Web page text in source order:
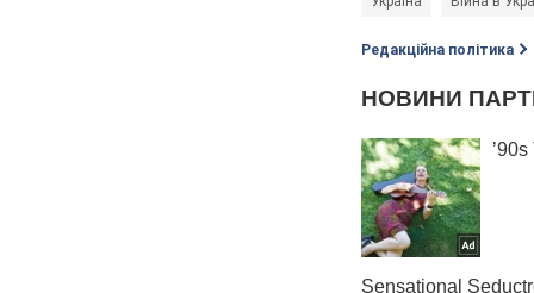
Редакційна політика